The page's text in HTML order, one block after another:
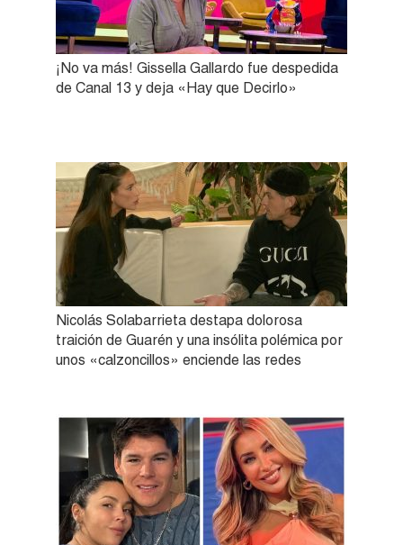
¡No va más! Gissella Gallardo fue despedida
de Canal 13 y deja «Hay que Decirlo»
Nicolás Solabarrieta destapa dolorosa
traición de Guarén y una insólita polémica por
unos «calzoncillos» enciende las redes